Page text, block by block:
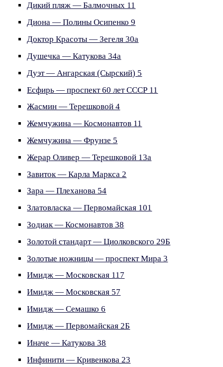
Дикий пляж — Балмочных 11
Диона — Полины Осипенко 9
Доктор Красоты — Зегеля 30а
Душечка — Катукова 34а
Дуэт — Ангарская (Сырский) 5
Есфирь — проспект 60 лет СССР 11
Жасмин — Терешковой 4
Жемчужина — Космонавтов 11
Жемчужина — Фрунзе 5
Жерар Оливер — Терешковой 13а
Завиток — Карла Маркса 2
Зара — Плеханова 54
Златовласка — Первомайская 101
Зодиак — Космонавтов 38
Золотой стандарт — Циолковского 29Б
Золотые ножницы — проспект Мира 3
Имидж — Московская 117
Имидж — Московская 57
Имидж — Семашко 6
Имидж — Первомайская 2Б
Иначе — Катукова 38
Инфинити — Кривенкова 23